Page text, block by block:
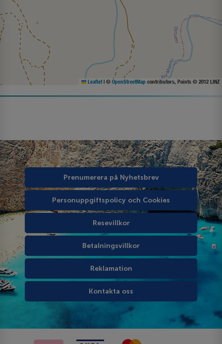
Leaflet | © OpenStreetMap contributors, Points © 2012 LINZ
Prenumerera på Nyhetsbrev
Personuppgiftspolicy och Cookies
Resevillkor
Betalningsvillkor
Reklamation
Kontakta oss